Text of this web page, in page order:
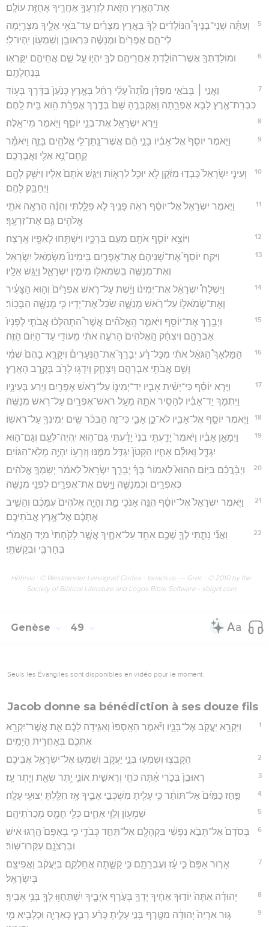
אֶת־הָאָ֧רֶץ הַזֹּ֛את לְזַרְעֲךָ֥ אַחֲרֶ֖יךָ אֲחֻזַּ֥ת עוֹלָֽם׃
5
וְעַתָּ֡ה שְׁנֵֽי־בָנֶיךָ֩ הַנּוֹלָדִ֨ים לְךָ֜ בְּאֶ֣רֶץ מִצְרַ֗יִם עַד־בֹּאִ֥י אֵלֶ֛יךָ מִצְרַ֖יְמָה
לִי־הֵ֑ם אֶפְרַ֙יִם֙ וּמְנַשֶּׁ֔ה כִּרְאוּבֵ֥ן וְשִׁמְע֖וֹן יִֽהְיוּ־לִֽי׃
6
וּמוֹלַדְתְּךָ֛ אֲשֶׁר־הוֹלַ֥דְתָּ אַחֲרֵיהֶ֖ם לְךָ֣ יִהְי֑וּ עַ֣ל שֵׁ֧ם אֲחֵיהֶ֛ם יִקָּרְא֖וּ
בְּנַחֲלָתָֽם׃
7
וַאֲנִ֣י ׀ בְּבֹאִ֣י מִפַּדָּ֗ן מֵ֩תָה֩ עָלַ֨י רָחֵ֜ל בְּאֶ֤רֶץ כְּנַ֙עַן֙ בַּדֶּ֔רֶךְ בְּע֥וֹד
כִּבְרַת־אֶ֖רֶץ לָבֹ֣א אֶפְרָ֑תָה וָאֶקְבְּרֶ֤הָ שָּׁם֙ בְּדֶ֣רֶךְ אֶפְרָ֔ת הִ֖וא בֵּ֥ית לָֽחֶם׃
8 וַיַּ֥רְא יִשְׂרָאֵ֖ל אֶת־בְּנֵ֣י יוֹסֵ֑ף וַיֹּ֖אמֶר מִי־אֵֽלֶּה׃
9
וַיֹּ֤אמֶר יוֹסֵף֙ אֶל־אָבִ֔יו בָּנַ֣י הֵ֔ם אֲשֶׁר־נָֽתַן־לִ֥י אֱלֹהִ֖ים בָּזֶ֑ה וַיֹּאמַ֕ר
קָֽחֶם־נָ֥א אֵלַ֖י וַאֲבָרֲכֵֽם׃
10
וְעֵינֵ֤י יִשְׂרָאֵל֙ כָּבְד֣וּ מִזֹּ֔קֶן לֹ֥א יוּכַ֖ל לִרְא֑וֹת וַיַּגֵּ֤שׁ אֹתָם֙ אֵלָ֔יו וַיִּשַּׁ֥ק לָהֶ֖ם
וַיְחַבֵּ֥ק לָהֶֽם׃
11
וַיֹּ֤אמֶר יִשְׂרָאֵל֙ אֶל־יוֹסֵ֔ף רְאֹ֥ה פָנֶ֖יךָ לֹ֣א פִלָּ֑לְתִּי וְהִנֵּ֨ה הֶרְאָ֥ה אֹתִ֛י
אֱלֹהִ֖ים גַּ֥ם אֶת־זַרְעֶֽךָ׃
12 וַיּוֹצֵ֥א יוֹסֵ֛ף אֹתָ֖ם מֵעִ֣ם בִּרְכָּ֑יו וַיִּשְׁתַּ֥חוּ לְאַפָּ֖יו אָֽרְצָה׃
13
וַיִּקַּ֣ח יוֹסֵף֮ אֶת־שְׁנֵיהֶם֒ אֶת־אֶפְרַ֤יִם בִּֽימִינוֹ֙ מִשְּׂמֹ֣אל יִשְׂרָאֵ֔ל
וְאֶת־מְנַשֶּׁ֥ה בִשְׂמֹאל֖וֹ מִימִ֣ין יִשְׂרָאֵ֑ל וַיַּגֵּ֖שׁ אֵלָֽיו׃
14
וַיִּשְׁלַח֩ יִשְׂרָאֵ֨ל אֶת־יְמִינ֜וֹ וַיָּ֨שֶׁת עַל־רֹ֤אשׁ אֶפְרַ֙יִם֙ וְה֣וּא הַצָּעִ֔יר
וְאֶת־שְׂמֹאל֖וֹ עַל־רֹ֣אשׁ מְנַשֶּׁ֑ה שִׂכֵּל֙ אֶת־יָדָ֔יו כִּ֥י מְנַשֶּׁ֖ה הַבְּכֽוֹר׃
15
וַיְבָ֥רֶךְ אֶת־יוֹסֵ֖ף וַיֹּאמַ֑ר הָֽאֱלֹהִ֡ים אֲשֶׁר֩ הִתְהַלְּכ֨וּ אֲבֹתַ֤י לְפָנָיו֙
אַבְרָהָ֣ם וְיִצְחָ֔ק הָֽאֱלֹהִים֙ הָרֹעֶ֣ה אֹתִ֔י מֵעוֹדִ֖י עַד־הַיּ֥וֹם הַזֶּֽה׃
16
הַמַּלְאָךְ֩ הַגֹּאֵ֨ל אֹתִ֜י מִכָּל־רָ֗ע יְבָרֵךְ֮ אֶת־הַנְּעָרִים֒ וְיִקָּרֵ֤א בָהֶם֙ שְׁמִ֔י
וְשֵׁ֥ם אֲבֹתַ֖י אַבְרָהָ֣ם וְיִצְחָ֑ק וְיִדְגּ֥וּ לָרֹ֖ב בְּקֶ֥רֶב הָאָֽרֶץ׃
17
וַיַּ֣רְא יוֹסֵ֗ף כִּי־יָשִׁ֨ית אָבִ֧יו יַד־יְמִינ֛וֹ עַל־רֹ֥אשׁ אֶפְרַ֖יִם וַיֵּ֣רַע בְּעֵינָ֑יו
וַיִּתְמֹ֣ךְ יַד־אָבִ֗יו לְהָסִ֥יר אֹתָ֛הּ מֵעַ֥ל רֹאשׁ־אֶפְרַ֖יִם עַל־רֹ֥אשׁ מְנַשֶּֽׁה׃
18 וַיֹּ֧אמֶר יוֹסֵ֛ף אֶל־אָבִ֖יו לֹא־כֵ֣ן אָבִ֑י כִּי־זֶ֣ה הַבְּכֹ֔ר שִׂ֥ים יְמִינְךָ֖ עַל־רֹאשֽׁוֹ׃
19
וַיְמָאֵ֣ן אָבִ֗יו וַיֹּ֙אמֶר֙ יָדַ֤עְתִּֽי בְנִי֙ יָדַ֔עְתִּי גַּם־ה֥וּא יִֽהְיֶה־לְּעָ֖ם וְגַם־ה֣וּא
יִגְדָּ֑ל וְאוּלָ֗ם אָחִ֤יו הַקָּטֹן֙ יִגְדַּ֣ל מִמֶּ֔נּוּ וְזַרְע֖וֹ יִהְיֶ֥ה מְלֹֽא־הַגּוֹיִֽם׃
20
וַיְבָ֨רֲכֵ֜ם בַּיּ֣וֹם הַהוּא֮ לֵאמוֹר֒ בְּךָ֗ יְבָרֵ֤ךְ יִשְׂרָאֵל֙ לֵאמֹ֔ר יְשִֽׂמְךָ֣ אֱלֹהִ֔ים
כְּאֶפְרַ֖יִם וְכִמְנַשֶּׁ֑ה וַיָּ֥שֶׂם אֶת־אֶפְרַ֖יִם לִפְנֵ֥י מְנַשֶּֽׁה׃
21
וַיֹּ֤אמֶר יִשְׂרָאֵל֙ אֶל־יוֹסֵ֔ף הִנֵּ֥ה אָנֹכִ֖י מֵ֑ת וְהָיָ֤ה אֱלֹהִים֙ עִמָּכֶ֔ם וְהֵשִׁ֣יב
אֶתְכֶ֔ם אֶל־אֶ֖רֶץ אֲבֹתֵיכֶֽם׃
22
וַאֲנִ֞י נָתַ֧תִּֽי לְךָ֛ שְׁכֶ֥ם אַחַ֖ד עַל־אַחֶ֑יךָ אֲשֶׁ֤ר לָקַ֙חְתִּי֙ מִיַּ֣ד הָֽאֱמֹרִ֔י
בְּחַרְבִּ֖י וּבְקַשְׁתִּֽי׃
Hébreu : © Westminster Leningrad Codex - tanach.us --- Grec : © 2010 by the
Society of Biblical Literature and Logos Bible Software - sblgnt.com
Genèse 49
Seuls les Évangiles sont disponibles en vidéo pour le moment.
Jacob donne sa bénédiction à ses douze fils
1
וַיִּקְרָ֥א יַעֲקֹ֖ב אֶל־בָּנָ֑יו וַיֹּ֗אמֶר הֵאָֽסְפוּ֙ וְאַגִּ֣ידָה לָכֶ֔ם אֵ֛ת אֲשֶׁר־יִקְרָ֥א
אֶתְכֶ֖ם בְּאַחֲרִ֥ית הַיָּמִֽים׃
2 הִקָּבְצ֥וּ וְשִׁמְע֖וּ בְּנֵ֣י יַעֲקֹ֑ב וְשִׁמְע֖וּ אֶל־יִשְׂרָאֵ֥ל אֲבִיכֶֽם׃
3 רְאוּבֵן֙ בְּכֹ֣רִי אַ֔תָּה כֹּחִ֖י וְרֵאשִׁ֣ית אוֹנִ֑י יֶ֥תֶר שְׂאֵ֖ת וְיֶ֥תֶר עָֽז׃
4 פַּ֤חַז כַּמַּ֙יִם֙ אַל־תּוֹתַ֔ר כִּ֥י עָלִ֖יתָ מִשְׁכְּבֵ֣י אָבִ֑יךָ אָ֥ז חִלַּ֖לְתָּ יְצוּעִ֥י עָלָֽה׃
5 שִׁמְע֥וֹן וְלֵוִ֖י אַחִ֑ים כְּלֵ֥י חָמָ֖ס מְכֵרֹתֵיהֶֽם׃
6
בְּסֹדָם֙ אַל־תָּבֹ֣א נַפְשִׁ֔י בִּקְהָלָ֖ם אַל־תֵּחַ֣ד כְּבֹדִ֑י כִּ֤י בְאַפָּם֙ הָ֣רְגוּ אִ֔ישׁ
וּבִרְצֹנָ֖ם עִקְּרוּ־שֽׁוֹר׃
7
אָר֤וּר אַפָּם֙ כִּ֣י עָ֔ז וְעֶבְרָתָ֖ם כִּ֣י קָשָׁ֑תָה אֲחַלְּקֵ֣ם בְּיַעֲקֹ֔ב וַאֲפִיצֵ֖ם
בְּיִשְׂרָאֵֽל׃
8 יְהוּדָ֗ה אַתָּה֙ יוֹד֣וּךָ אַחֶ֔יךָ יָדְךָ֖ בְּעֹ֣רֶף אֹיְבֶ֑יךָ יִשְׁתַּחֲוּ֥וּ לְךָ֖ בְּנֵ֥י אָבִֽיךָ׃
9
גּ֤וּר אַרְיֵה֙ יְהוּדָ֔ה מִטֶּ֖רֶף בְּנִ֣י עָלִ֑יתָ כָּרַ֨ע רָבַ֧ץ כְּאַרְיֵ֛ה וּכְלָבִ֖יא מִ֥י